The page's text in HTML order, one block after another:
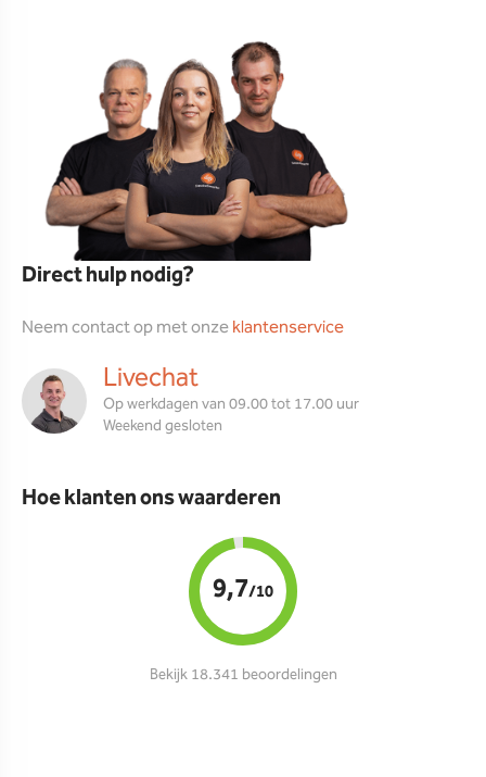
Direct hulp nodig?
Neem contact op met onzeklantenservice
Livechat
Op werkdagen van 09.00 tot 17.00 uur
Weekend gesloten
Hoe klanten ons waarderen
9,7/10
Bekijk 18.341 beoordelingen